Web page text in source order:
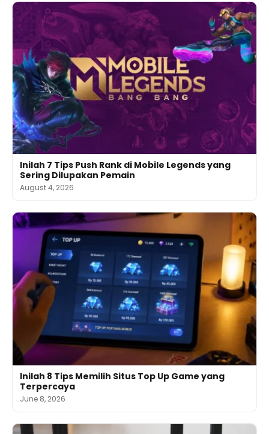
Inilah 7 Tips Push Rank di Mobile Legends yang
Sering Dilupakan Pemain
August 4, 2026
Inilah 8 Tips Memilih Situs Top Up Game yang
Terpercaya
June 8, 2026